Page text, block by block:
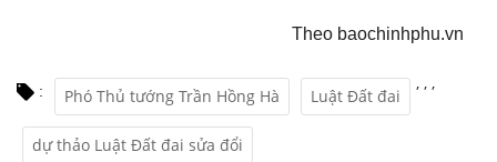
Theo baochinhphu.vn
: Phó Thủ tướng Trần Hồng Hà
,
Luật Đất đai
,
dự thảo Luật Đất đai sửa đổi
,